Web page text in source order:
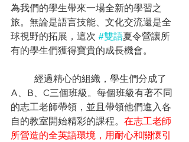
為我們的學生帶來一場全新的學習之
旅。無論是語言技能、文化交流還是全
球視野的拓展，這次 #雙語夏令營讓所
有的學生們獲得寶貴的成長機會。
經過精心的組織，學生們分成了
A、B、C三個班級。每個班級有著不同
的志工老師帶領，並且帶領他們進入各
自的教室開始精彩的課程。 在志工老師
所營造的全英語環境，用耐心和關懷引